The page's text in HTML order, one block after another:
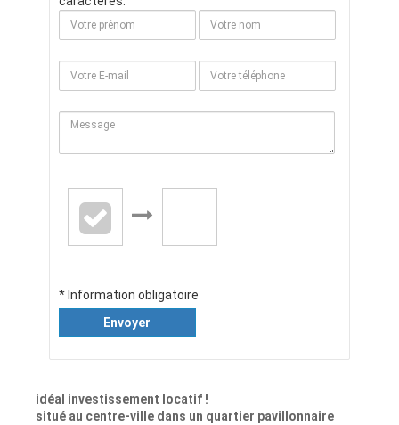
* Information obligatoire
Envoyer
idéal investissement locatif !
situé au centre-ville dans un quartier pavillonnaire